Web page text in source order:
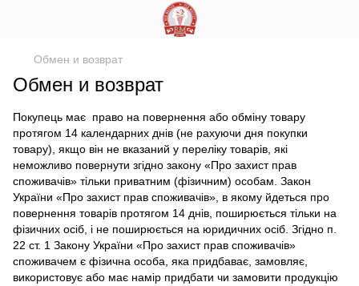
Обмен и возврат
Обмен и возврат
Покупець має право на повернення або обміну товару
протягом 14 календарних днів (не рахуючи дня покупки
товару), якщо він не вказаний у переліку товарів, які
неможливо повернути згідно закону «Про захист прав
споживачів» тільки приватним (фізичним) особам. Закон
України «Про захист прав споживачів», в якому йдеться про
повернення товарів протягом 14 днів, поширюється тільки на
фізичних осіб, і не поширюється на юридичних осіб. Згідно п.
22 ст. 1 Закону України «Про захист прав споживачів»
споживачем є фізична особа, яка придбаває, замовляє,
використовує або має намір придбати чи замовити продукцію